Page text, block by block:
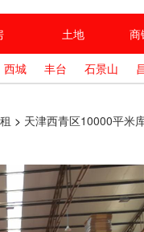
土地 商
西城 丰台 石景山
> 天津西青区10000平米